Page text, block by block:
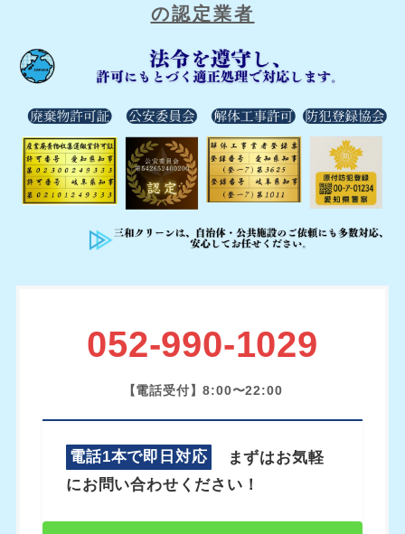
の認定業者
052-990-1029
【電話受付】8:00〜22:00
電話1本で即日対応
まずはお気軽
にお問い合わせください！